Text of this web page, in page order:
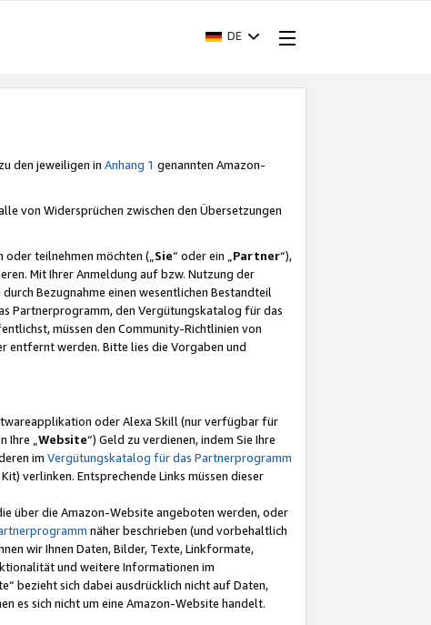
DE
den jeweiligen in Anhang 1 genannten Amazon-
von Widersprüchen zwischen den Übersetzungen
oder teilnehmen möchten („Sie“ oder ein „Partner“),
Mit Ihrer Anmeldung auf bzw. Nutzung der
Bezugnahme einen wesentlichen Bestandteil
Partnerprogramm, den Vergütungskatalog für das
müssen den Community-Richtlinien von
entfernt werden. Bitte lies die Vorgaben und
oder Alexa Skill (nur verfügbar für
„ Website“) Geld zu verdienen, indem Sie Ihre
im Vergütungskatalog für das Partnerprogramm
verlinken. Entsprechende Links müssen dieser
über die Amazon-Website angeboten werden, oder
näher beschrieben (und vorbehaltlich
wir Ihnen Daten, Bilder, Texte, Linkformate,
und weitere Informationen im
bezieht sich dabei ausdrücklich nicht auf Daten,
es sich nicht um eine Amazon-Website handelt.